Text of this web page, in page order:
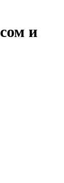
и